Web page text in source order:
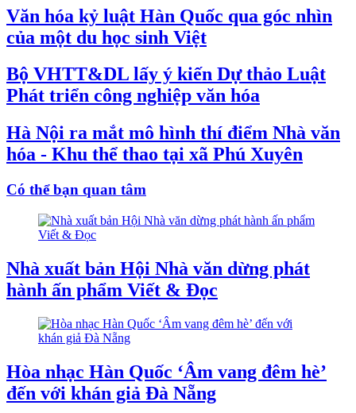
Văn hóa kỷ luật Hàn Quốc qua góc nhìn
của một du học sinh Việt
Bộ VHTT&DL lấy ý kiến Dự thảo Luật
Phát triển công nghiệp văn hóa
Hà Nội ra mắt mô hình thí điểm Nhà văn
hóa - Khu thể thao tại xã Phú Xuyên
Có thể bạn quan tâm
Nhà xuất bản Hội Nhà văn dừng phát
hành ấn phẩm Viết & Đọc
Hòa nhạc Hàn Quốc ‘Âm vang đêm hè’
đến với khán giả Đà Nẵng